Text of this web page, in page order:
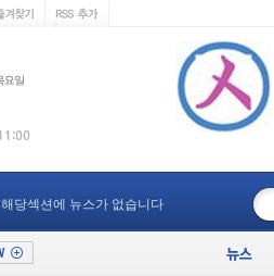
해당섹션에 뉴스가 없습니다